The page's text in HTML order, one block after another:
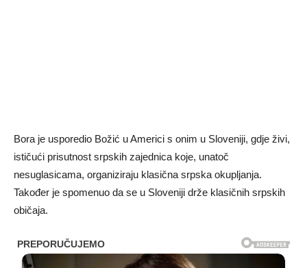
Bora je usporedio Božić u Americi s onim u Sloveniji, gdje živi,
ističući prisutnost srpskih zajednica koje, unatoč
nesuglasicama, organiziraju klasična srpska okupljanja.
Također je spomenuo da se u Sloveniji drže klasičnih srpskih
običaja.